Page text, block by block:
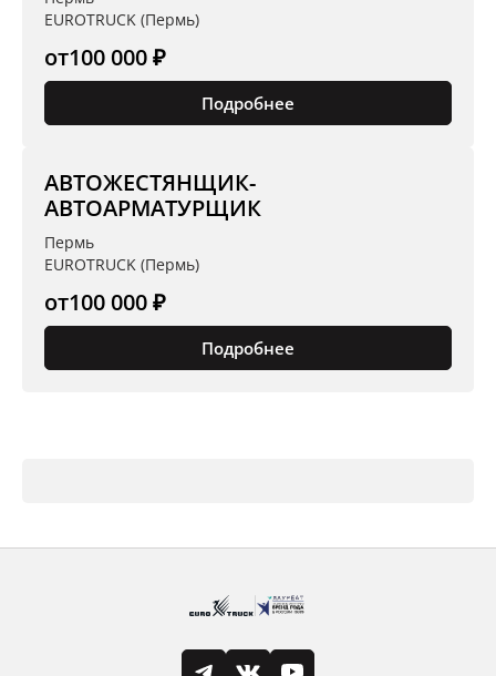
EUROTRUCK (Пермь)
от100 000 ₽
Подробнее
АВТОЖЕСТЯНЩИК-
АВТОАРМАТУРЩИК
Пермь
EUROTRUCK (Пермь)
от100 000 ₽
Подробнее